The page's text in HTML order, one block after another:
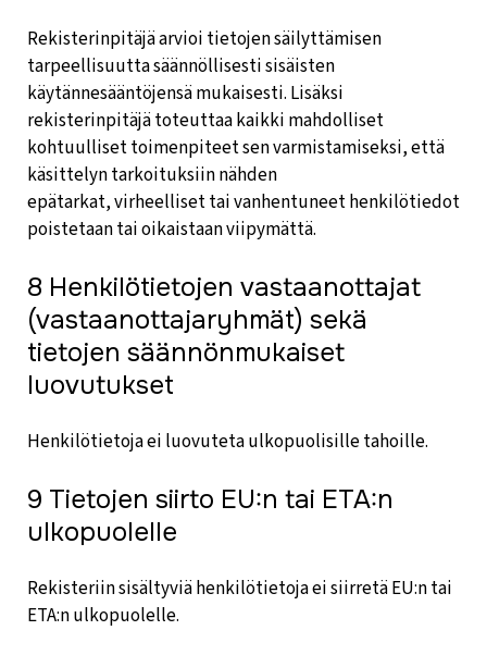
Rekisterinpitäjä arvioi tietojen säilyttämisen
tarpeellisuutta säännöllisesti sisäisten
käytännesääntöjensä mukaisesti. Lisäksi
rekisterinpitäjä toteuttaa kaikki mahdolliset
kohtuulliset toimenpiteet sen varmistamiseksi, että
käsittelyn tarkoituksiin nähden
epätarkat, virheelliset tai vanhentuneet henkilötiedot
poistetaan tai oikaistaan viipymättä.
8 Henkilötietojen vastaanottajat
(vastaanottajaryhmät) sekä
tietojen säännönmukaiset
luovutukset
Henkilötietoja ei luovuteta ulkopuolisille tahoille.
9 Tietojen siirto EU:n tai ETA:n
ulkopuolelle
Rekisteriin sisältyviä henkilötietoja ei siirretä EU:n tai
ETA:n ulkopuolelle.